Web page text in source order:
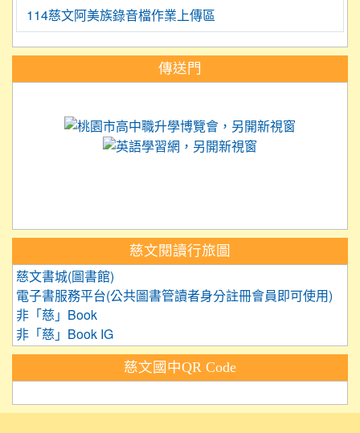
114慈文阿美族錄音檔作業上傳區
傳送門
慈文閱讀行旅圖
慈文書城(圖書館)
電子書服務平台(公共圖書管讀者身分註冊會員即可使用)
非「慈」Book
非「慈」Book IG
慈文國中QR Code